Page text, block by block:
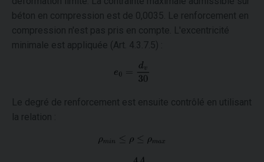
béton en compression est de 0,0035. Le renforcement en
compression n'est pas pris en compte. L'excentricité
minimale est appliquée (Art. 4.3.7.5) :
Le degré de renforcement est ensuite contrôlé en utilisant
la relation :